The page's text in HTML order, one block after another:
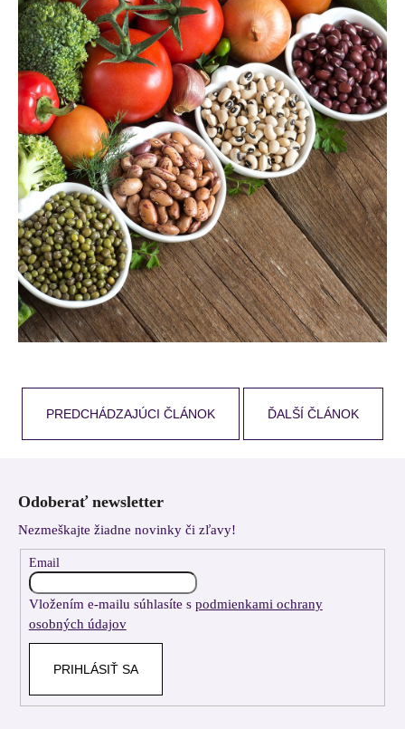
PREDCHÁDZAJÚCI ČLÁNOK ĎALŠÍ ČLÁNOK
Odoberať newsletter
Nezmeškajte žiadne novinky či zľavy!
Email
Vložením e-mailu súhlasíte s podmienkami ochrany
osobných údajov
PRIHLÁSIŤ SA